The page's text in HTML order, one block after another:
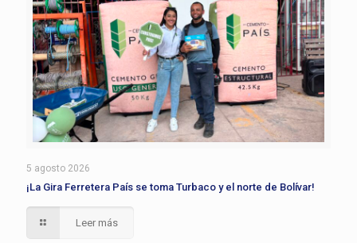
5 agosto 2026
¡La Gira Ferretera País se toma Turbaco y el norte de Bolívar!
Leer más